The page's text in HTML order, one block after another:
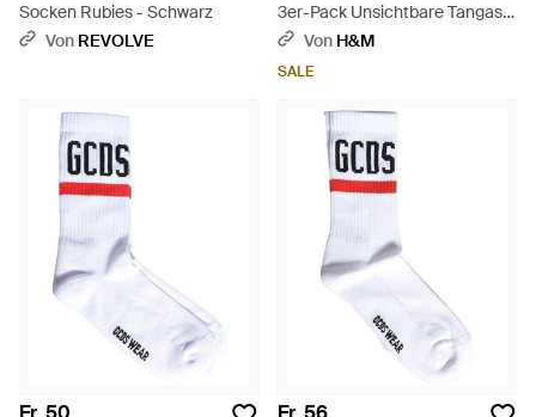
Socken Rubies - Schwarz
Von REVOLVE
3er-Pack Unsichtbare Tangas -
WeißVon H&M
SALE